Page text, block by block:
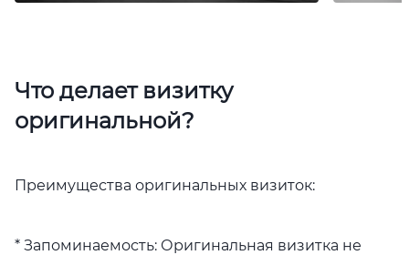
Что делает визитку
оригинальной?
Преимущества оригинальных визиток:
* Запоминаемость: Оригинальная визитка не